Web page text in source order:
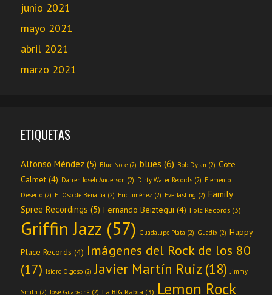
junio 2021
mayo 2021
abril 2021
marzo 2021
ETIQUETAS
Alfonso Méndez (5) Blue Note (2) blues (6) Bob Dylan (2) Cote
Calmet (4) Darren Joseh Anderson (2) Dirty Water Records (2) Elemento
Deserto (2) El Oso de Benalúa (2) Eric Jiménez (2) Everlasting (2) Family
Spree Recordings (5) Fernando Beiztegui (4) Folc Records (3)
Griffin Jazz (57) Guadalupe Plata (2) Guadix (2) Happy
Place Records (4) Imágenes del Rock de los 80
(17) Isidro Olgoso (2) Javier Martín Ruiz (18) Jimmy
Smith (2) José Guapachá (2) La BIG Rabia (3) Lemon Rock